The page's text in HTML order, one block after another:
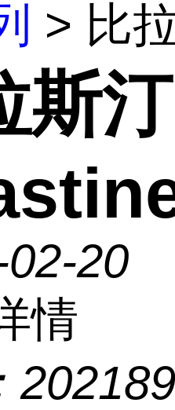
> 比
斯汀
20
情